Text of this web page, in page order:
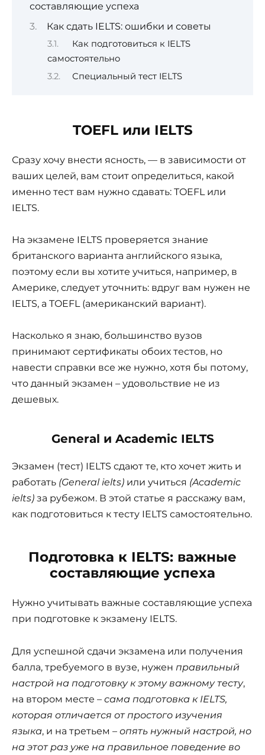
составляющие успеха
Как сдать IELTS: ошибки и советы
Как подготовиться к IELTS
самостоятельно
Специальный тест IELTS
TOEFL или IELTS
Сразу хочу внести ясность, — в зависимости от
ваших целей, вам стоит определиться, какой
именно тест вам нужно сдавать: TOEFL или
IELTS.
На экзамене IELTS проверяется знание
британского варианта английского языка,
поэтому если вы хотите учиться, например, в
Америке, следует уточнить: вдруг вам нужен не
IELTS, а TOEFL (американский вариант).
Насколько я знаю, большинство вузов
принимают сертификаты обоих тестов, но
навести справки все же нужно, хотя бы потому,
что данный экзамен – удовольствие не из
дешевых.
General и Academic IELTS
Экзамен (тест) IELTS сдают те, кто хочет жить и
работать (General ielts) или учиться (Academic
ielts) за рубежом. В этой статье я расскажу вам,
как подготовиться к тесту IELTS самостоятельно.
Подготовка к IELTS: важные
составляющие успеха
Нужно учитывать важные составляющие успеха
при подготовке к экзамену IELTS.
Для успешной сдачи экзамена или получения
балла, требуемого в вузе, нужен правильный
настрой на подготовку к этому важному тесту,
на втором месте – сама подготовка к IELTS,
которая отличается от простого изучения
языка, и на третьем – опять нужный настрой, но
на этот раз уже на правильное поведение во